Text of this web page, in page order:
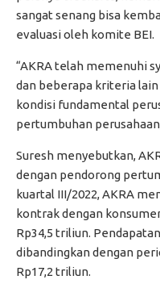
sangat senang bisa
evaluasi oleh komite BEI.
“AKRA telah memenuhi
dan beberapa kriteria
kondisi fundamental
pertumbuhan
Suresh menyebutkan,
dengan pendorong
kuartal III/2022, AKRA
kontrak dengan
Rp34,5 triliun.
dibandingkan dengan
Rp17,2 triliun.